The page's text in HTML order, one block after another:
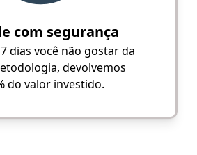
com segurança
dias você não gostar da
devolvemos
do valor investido.